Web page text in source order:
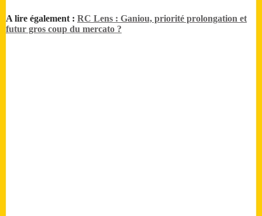
A lire également : RC Lens : Ganiou, priorité prolongation et
futur gros coup du mercato ?